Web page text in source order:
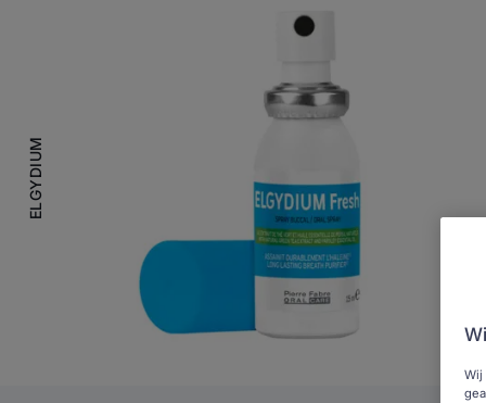
ELGYDIUM
Wij